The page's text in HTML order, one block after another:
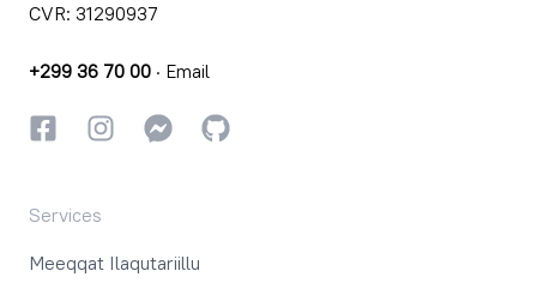
CVR: 31290937
+299 36 70 00 · Email
FacebookkiInstagrammiInstagrammi
GitHub
Services
Meeqqat Ilaqutariillu